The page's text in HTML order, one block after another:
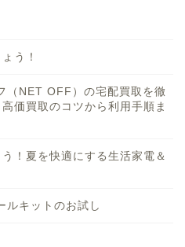
う！
（NET OFF）の宅配買取を徹
価買取のコツから利用手順ま
！夏を快適にする生活家電＆
ルキットのお試し